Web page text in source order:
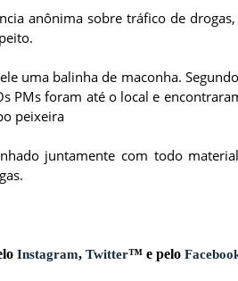
anônima sobre tráfico de
uma balinha de maconha.
PMs foram até o local e
peixeira
juntamente com todo
Instagram, Twitter™ e pelo